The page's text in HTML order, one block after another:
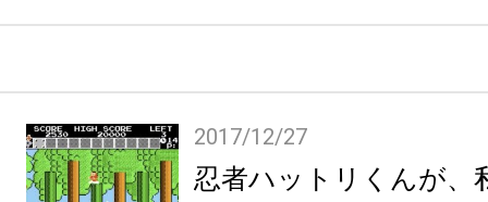
2017/12/27
忍者ハットリくんが、